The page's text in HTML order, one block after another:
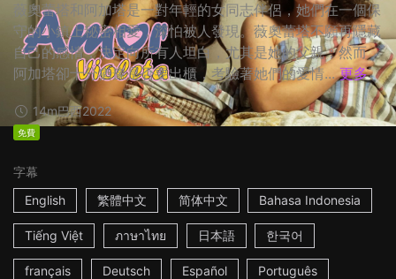
薇奧蕾塔和阿加塔是一對年輕的女同志伴侶，她們在一個保
守的小鎮上秘密相愛，深怕被人發現。薇奧蕾塔不願再隱藏
自己的感情，決定向所有人坦白，尤其是她的父親；然而，
阿加塔卻十分猶豫是否要出櫃，考驗著她們的愛情... 更多
14m巴西2022
免費
字幕
English
繁體中文 简体中文 Bahasa Indonesia
Tiếng Việt ภาษาไทย 日本語 한국어
français Deutsch Español Português